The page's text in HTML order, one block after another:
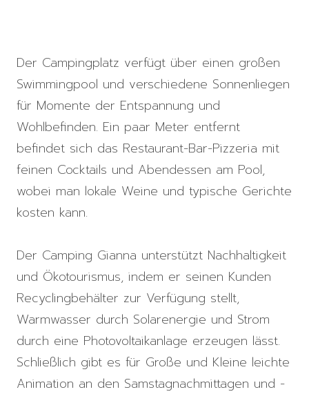
Der Campingplatz verfügt über einen großen
Swimmingpool und verschiedene Sonnenliegen
für Momente der Entspannung und
Wohlbefinden. Ein paar Meter entfernt
befindet sich das Restaurant-Bar-Pizzeria mit
feinen Cocktails und Abendessen am Pool,
wobei man lokale Weine und typische Gerichte
kosten kann.
Der Camping Gianna unterstützt Nachhaltigkeit
und Ökotourismus, indem er seinen Kunden
Recyclingbehälter zur Verfügung stellt,
Warmwasser durch Solarenergie und Strom
durch eine Photovoltaikanlage erzeugen lässt.
Schließlich gibt es für Große und Kleine leichte
Animation an den Samstagnachmittagen und -